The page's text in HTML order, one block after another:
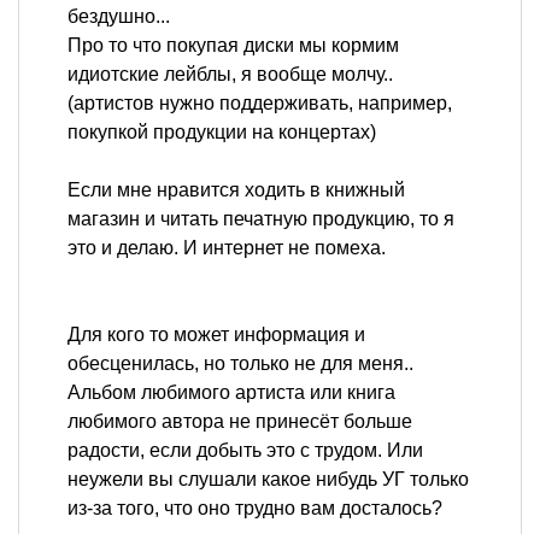
бездушно...
Про то что покупая диски мы кормим
идиотские лейблы, я вообще молчу..
(артистов нужно поддерживать, например,
покупкой продукции на концертах)
Если мне нравится ходить в книжный
магазин и читать печатную продукцию, то я
это и делаю. И интернет не помеха.
Для кого то может информация и
обесценилась, но только не для меня..
Альбом любимого артиста или книга
любимого автора не принесёт больше
радости, если добыть это с трудом. Или
неужели вы слушали какое нибудь УГ только
из-за того, что оно трудно вам досталось?